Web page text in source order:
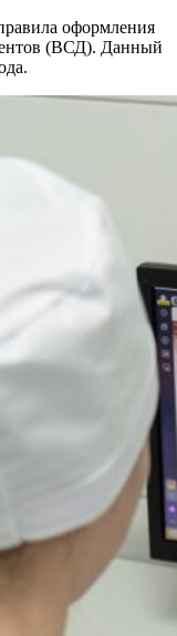
оформления
(ВСД). Данный